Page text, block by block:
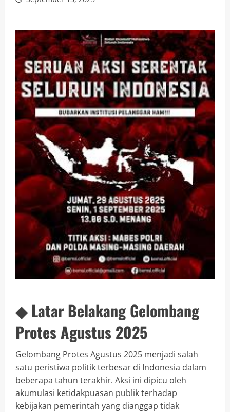
◆ Latar Belakang Gelombang
Protes Agustus 2025
Gelombang Protes Agustus 2025 menjadi salah
satu peristiwa politik terbesar di Indonesia dalam
beberapa tahun terakhir. Aksi ini dipicu oleh
akumulasi ketidakpuasan publik terhadap
kebijakan pemerintah yang dianggap tidak